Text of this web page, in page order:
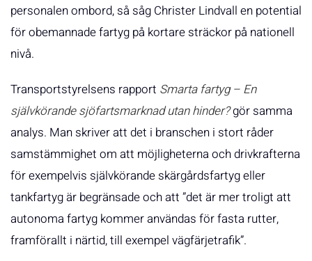
personalen ombord, så såg Christer Lindvall en potential
för obemannade fartyg på kortare sträckor på nationell
nivå.
Transportstyrelsens rapport Smarta fartyg – En
självkörande sjöfartsmarknad utan hinder?gör samma
analys. Man skriver att det i branschen i stort råder
samstämmighet om att möjligheterna och drivkrafterna
för exempelvis självkörande skärgårdsfartyg eller
tankfartyg är begränsade och att ”det är mer troligt att
autonoma fartyg kommer användas för fasta rutter,
framförallt i närtid, till exempel vägfärjetrafik”.